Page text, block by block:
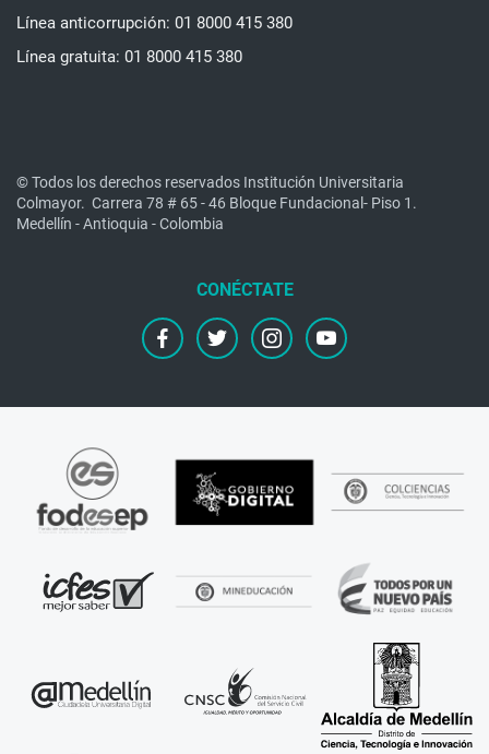
Línea anticorrupción: 01 8000 415 380
Línea gratuita: 01 8000 415 380
© Todos los derechos reservados Institución Universitaria
Colmayor. Carrera 78 # 65 - 46 Bloque Fundacional- Piso 1.
Medellín - Antioquia - Colombia